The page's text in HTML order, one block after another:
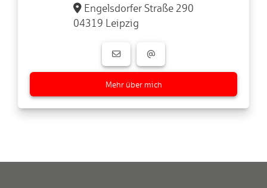
Engelsdorfer Straße 290
04319 Leipzig
Mehr über mich